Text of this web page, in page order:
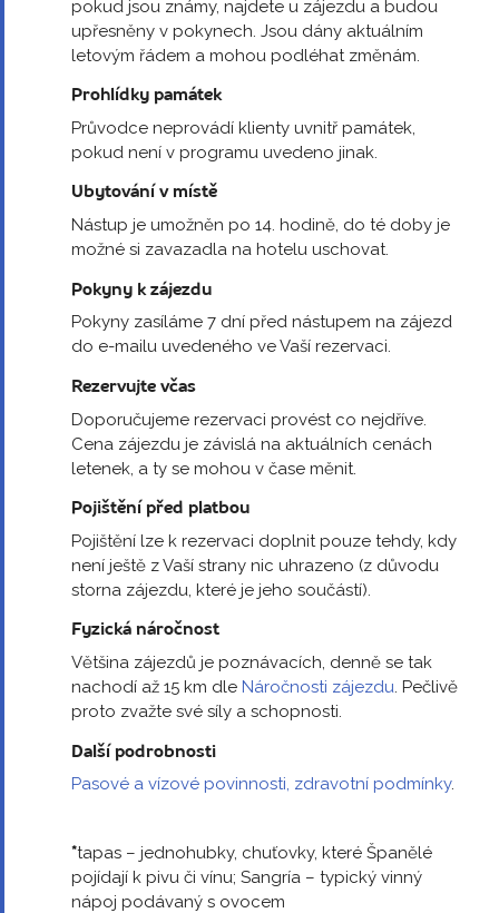
pokud jsou známy, najdete u zájezdu a budou
upřesněny v pokynech. Jsou dány aktuálním
letovým řádem a mohou podléhat změnám.
Prohlídky památek
Průvodce neprovádí klienty uvnitř památek,
pokud není v programu uvedeno jinak.
Ubytování v místě
Nástup je umožněn po 14. hodině, do té doby je
možné si zavazadla na hotelu uschovat.
Pokyny k zájezdu
Pokyny zasíláme 7 dní před nástupem na zájezd
do e-mailu uvedeného ve Vaší rezervaci.
Rezervujte včas
Doporučujeme rezervaci provést co nejdříve.
Cena zájezdu je závislá na aktuálních cenách
letenek, a ty se mohou v čase měnit.
Pojištění před platbou
Pojištění lze k rezervaci doplnit pouze tehdy, kdy
není ještě z Vaší strany nic uhrazeno (z důvodu
storna zájezdu, které je jeho součástí).
Fyzická náročnost
Většina zájezdů je poznávacích, denně se tak
nachodí až 15 km dle Náročnosti zájezdu. Pečlivě
proto zvažte své síly a schopnosti.
Další podrobnosti
Pasové a vízové povinnosti, zdravotní podmínky.
*tapas – jednohubky, chuťovky, které Španělé
pojídají k pivu či vínu; Sangría – typický vinný
nápoj podávaný s ovocem